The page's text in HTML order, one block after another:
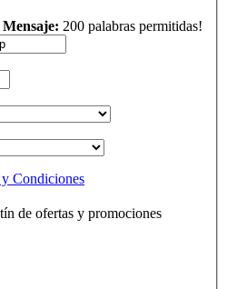
Mensaje: 200 palabras permitidas!
Condiciones
de ofertas y promociones